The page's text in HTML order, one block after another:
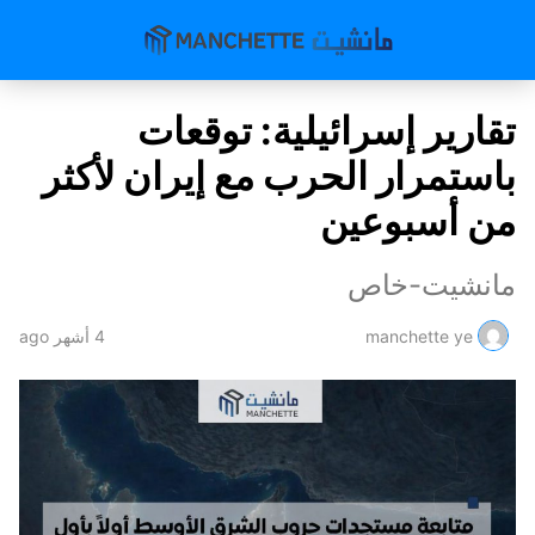
تقارير إسرائيلية: توقعات
باستمرار الحرب مع إيران لأكثر
من أسبوعين
مانشيت-خاص
manchette ye 4 أشهر ago